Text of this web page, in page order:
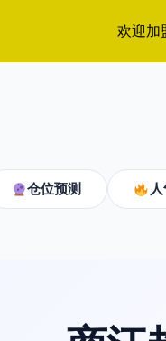
仓位预测
欢迎加